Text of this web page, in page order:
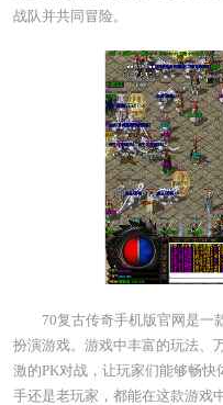
战队并共同冒险。
70复古传奇手机版官网是一
扮演游戏。游戏中丰富的玩法、
激的PK对战，让玩家们能够畅
手还是老玩家，都能在这款游戏